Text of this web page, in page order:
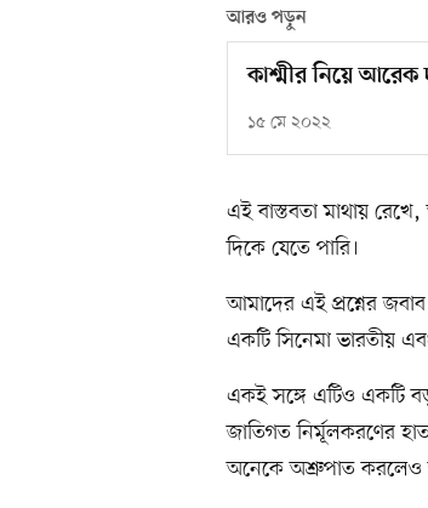
আরও পড়ুন
কাশ্মীর নিয়ে আরেক
১৫ মে ২০২২
এই বাস্তবতা মাথায়
দিকে যেতে পারি।
আমাদের এই প্রশ্নের
একটি সিনেমা ভারতীয়
একই সঙ্গে এটিও একটি
জাতিগত নির্মূলকরণের
অনেকে অশ্রুপাত করলেও